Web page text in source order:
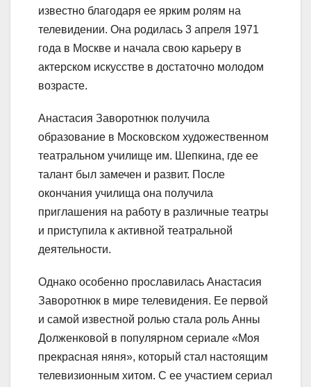
известно благодаря ее ярким ролям на
телевидении. Она родилась 3 апреля 1971
года в Москве и начала свою карьеру в
актерском искусстве в достаточно молодом
возрасте.
Анастасия Заворотнюк получила
образование в Московском художественном
театральном училище им. Шепкина, где ее
талант был замечен и развит. После
окончания училища она получила
приглашения на работу в различные театры
и приступила к активной театральной
деятельности.
Однако особенно прославилась Анастасия
Заворотнюк в мире телевидения. Ее первой
и самой известной ролью стала роль Анны
Долженковой в популярном сериале «Моя
прекрасная няня», который стал настоящим
телевизионным хитом. С ее участием сериал